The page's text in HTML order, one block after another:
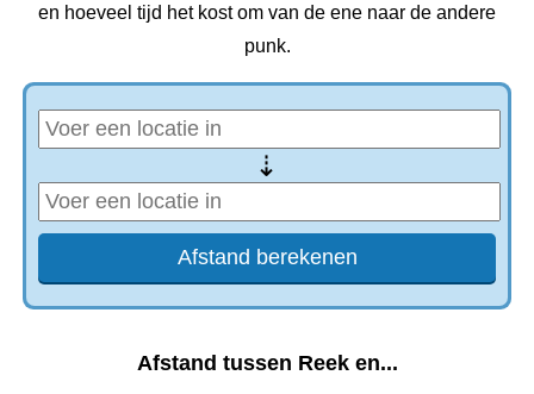
en hoeveel tijd het kost om van de ene naar de andere
punk.
⇢
Afstand tussen Reek en...